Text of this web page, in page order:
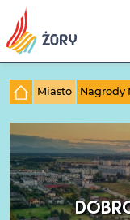
Miasto Nagrody